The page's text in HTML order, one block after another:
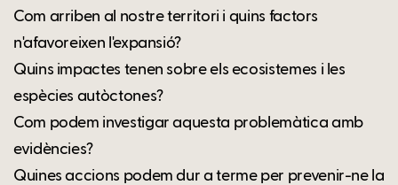
Com arriben al nostre territori i quins factors
n'afavoreixen l'expansió?
Quins impactes tenen sobre els ecosistemes i les
espècies autòctones?
Com podem investigar aquesta problemàtica amb
evidències?
Quines accions podem dur a terme per prevenir-ne la